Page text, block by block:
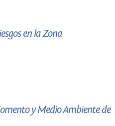
en la Zona
y Medio Ambiente de